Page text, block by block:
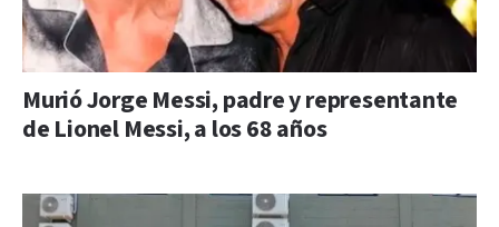
Murió Jorge Messi, padre y representante
de Lionel Messi, a los 68 años